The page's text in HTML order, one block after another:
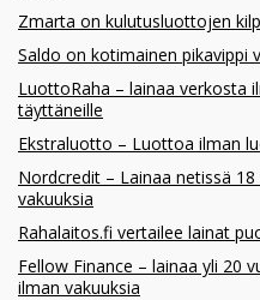
Zmarta on kulutusluottojen
Saldo on kotimainen pikavippi
LuottoRaha – lainaa verkosta
täyttäneille
Ekstraluotto – Luottoa ilman
Nordcredit – Lainaa netissä
vakuuksia
Rahalaitos.fi vertailee lainat
Fellow Finance – lainaa yli 20
ilman vakuuksia